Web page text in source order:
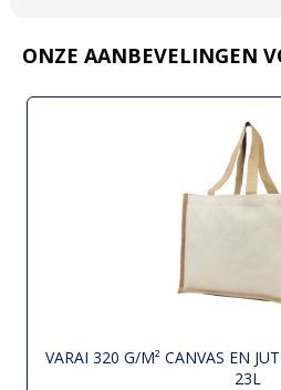
ONZE AANBEVELINGEN
VARAI 320 G/M² CANVAS EN
23L